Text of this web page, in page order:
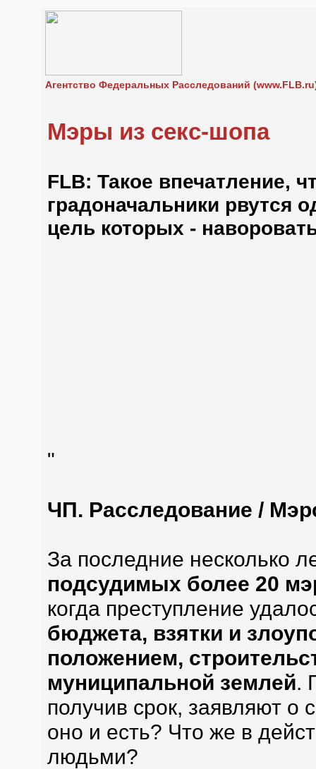
Агентство Федеральных Расследований
Мэры из секс-шопа
FLB: Такое впечатление,
градоначальники рвутся
цель которых -
"
ЧП. Расследование /
За последние несколько
подсудимых более 20
когда преступление
бюджета, взятки и
положением,
муниципальной землей.
получив срок, заявляют о
оно и есть? Что же в
людьми?